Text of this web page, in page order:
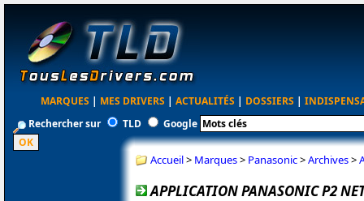
MARQUES | MES DRIVERS | ACTUALITÉS | DOSSIERS |
Rechercher sur
TLD Google
Accueil> Marques> Panasonic>Archives>
APPLICATION PANASONIC P2